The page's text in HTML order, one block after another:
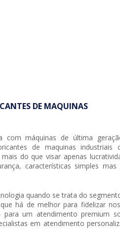
DE MAQUINAS
com máquinas de última
de maquinas industriais
mais do que visar apenas
características simples mas
quando se trata do
há de melhor para fidelizar
um atendimento premium
em atendimento